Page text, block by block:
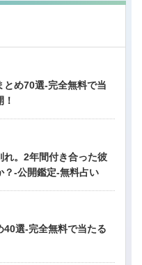
とめ70選-完全無料で当
れ。2年間付き合った彼
？-公開鑑定-無料占い
40選-完全無料で当たる